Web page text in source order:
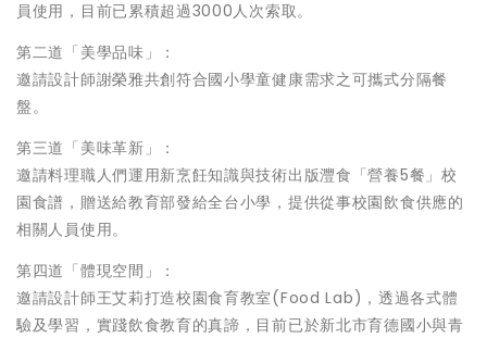
員使用，目前已累積超過3000人次索取。
第二道「美學品味」：
邀請設計師謝榮雅共創符合國小學童健康需求之可攜式分隔餐
盤。
第三道「美味革新」：
邀請料理職人們運用新烹飪知識與技術出版灃食「營養5餐」校
園食譜，贈送給教育部發給全台小學，提供從事校園飲食供應的
相關人員使用。
第四道「體現空間」：
邀請設計師王艾莉打造校園食育教室(Food Lab)，透過各式體
驗及學習，實踐飲食教育的真諦，目前已於新北市育德國小與青